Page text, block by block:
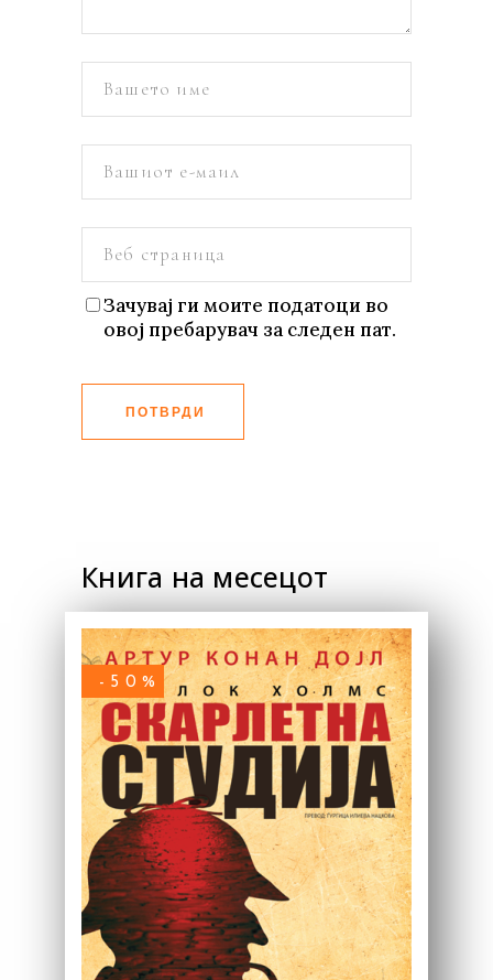
Зачувај ги моите податоци во
овој пребарувач за следен пат.
ПОТВРДИ
Книга на месецот
-50%